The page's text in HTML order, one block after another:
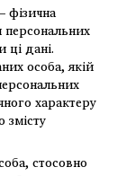
фізична
дані.
особа, якій
характеру
стосовно